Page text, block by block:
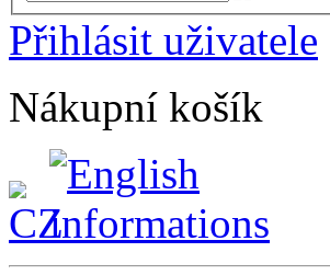
Přihlásit uživatele
Nákupní košík